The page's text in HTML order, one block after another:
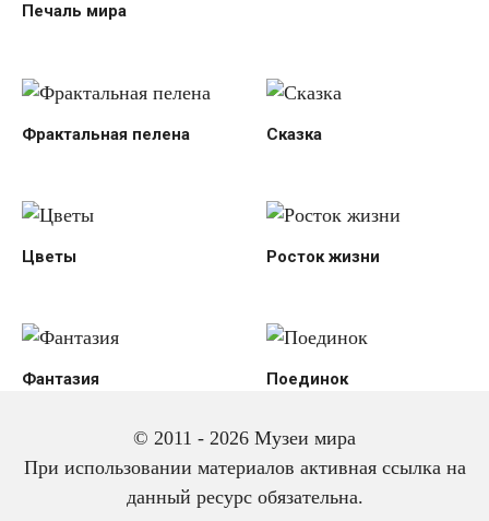
Печаль мира
Фрактальная пелена Сказка
Цветы Росток жизни
Фантазия Поединок
© 2011 - 2026 Музеи мира
При использовании материалов активная ссылка на
данный ресурс обязательна.